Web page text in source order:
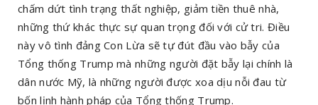
chấm dứt tình trạng thất nghiệp, giảm tiền thuê nhà,
những thứ khác thực sự quan trọng đối với cử tri. Điều
này vô tình đảng Con Lừa sẽ tự đút đầu vào bẫy của
Tổng thống Trump mà những người đặt bẫy lại chính là
dân nước Mỹ, là những người được xoa dịu nỗi đau từ
bốn lịnh hành pháp của Tổng thống Trump.